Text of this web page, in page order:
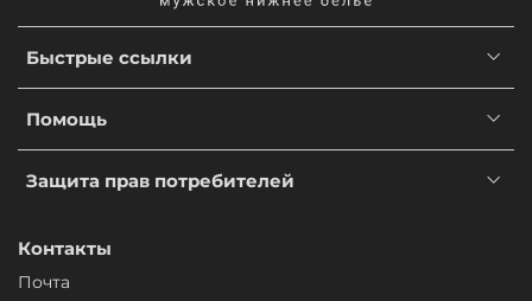
Быстрые ссылки
Помощь
Защита прав потребителей
Контакты
Почта